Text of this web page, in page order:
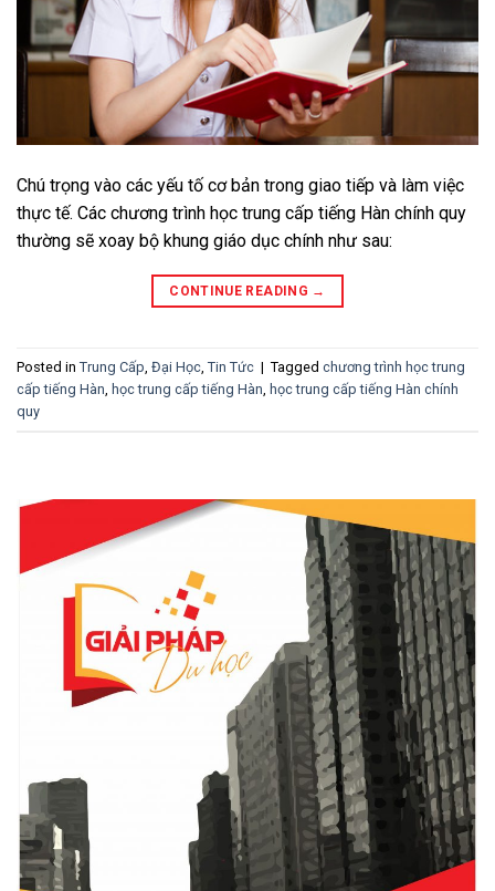
Chú trọng vào các yếu tố cơ bản trong giao tiếp và làm việc
thực tế. Các chương trình học trung cấp tiếng Hàn chính quy
thường sẽ xoay bộ khung giáo dục chính như sau:
CONTINUE READING →
Posted in Trung Cấp Đại Học Tin Tức | Tagged chương trình học trung
cấp tiếng Hàn học trung cấp tiếng Hàn học trung cấp tiếng Hàn chính
quy